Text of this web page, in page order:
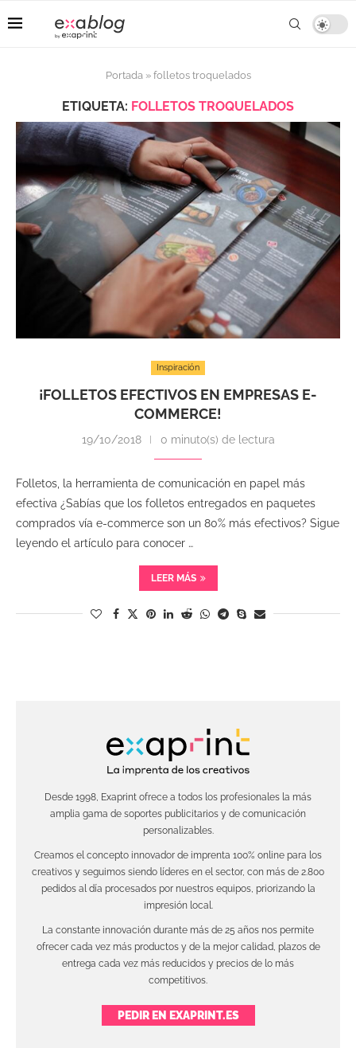
Portada» folletos troquelados
ETIQUETA: FOLLETOS TROQUELADOS
Inspiración
¡FOLLETOS EFECTIVOS EN EMPRESAS E-
COMMERCE!
19/10/2018 0 minuto(s) de lectura
Folletos, la herramienta de comunicación en papel más
efectiva ¿Sabías que los folletos entregados en paquetes
comprados vía e-commerce son un 80% más efectivos? Sigue
leyendo el artículo para conocer …
LEER MÁS
Desde 1998, Exaprint ofrece a todos los profesionales la más
amplia gama de soportes publicitarios y de comunicación
personalizables.
Creamos el concepto innovador de imprenta 100% online para los
creativos y seguimos siendo líderes en el sector, con más de 2.800
pedidos al día procesados por nuestros equipos, priorizando la
impresión local.
La constante innovación durante más de 25 años nos permite
ofrecer cada vez más productos y de la mejor calidad, plazos de
entrega cada vez más reducidos y precios de lo más
competitivos.
PEDIR EN EXAPRINT.ES